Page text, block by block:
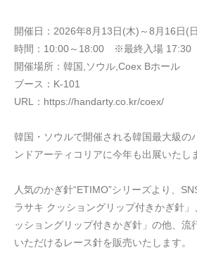
開催日：2026年8月13日(木)～8月16日(
時間：10:00～18:00 ※最終入場 17:30
開催場所：韓国,ソウル,Coex Bホール
ブース：K-101
URL：https://handarty.co.kr/coex/
韓国・ソウルで開催される韓国最大級の
ンドアーティコリアに今年も出展いたし
人気のかぎ針“ETIMO”シリーズより、
ラサキ クッショングリップ付きかぎ針
ッショングリップ付きかぎ針」の他、流
いただけるレース針を販売いたします。